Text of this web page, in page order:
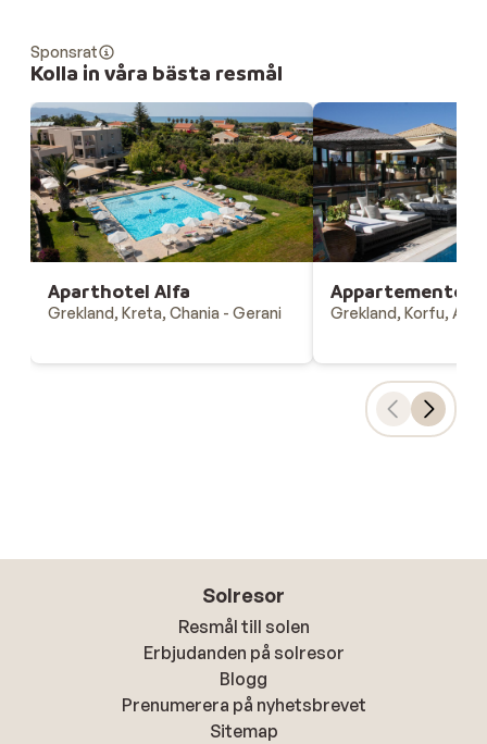
Sponsrat
Kolla in våra bästa resmål
Aparthotel Alfa
Grekland, Kreta, Chania - Gerani
Appartementen
Grekland, Korfu,
Solresor
Resmål till solen
Erbjudanden på solresor
Blogg
Prenumerera på nyhetsbrevet
Sitemap